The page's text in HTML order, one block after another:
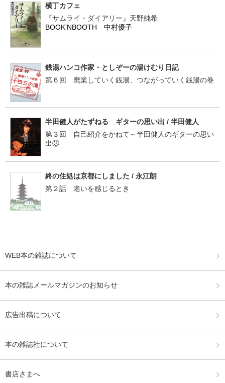
横丁カフェ
『サムライ・ダイアリー』天野純希
BOOK’NBOOTH 中村優子
銭湯ハンコ作家・としぞーの湯けむり日記
第６回 廃業していく銭湯、つながっていく銭湯の巻
半田健人がたずねる ギターの思い出 / 半田健人
第３回 自己紹介をかねて～半田健人のギターの思い
出③
終の住処は京都にしました / 永江朗
第２話 老いを感じるとき
WEB本の雑誌について
本の雑誌メールマガジンのお知らせ
広告出稿について
本の雑誌社について
書店さまへ